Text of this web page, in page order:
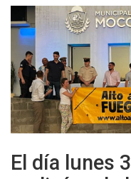
El día lunes